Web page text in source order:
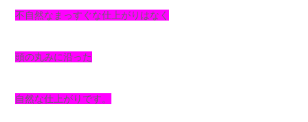
不自然なまっすぐな仕上がりはなく
頭の丸みに沿った
自然な仕上がりです。